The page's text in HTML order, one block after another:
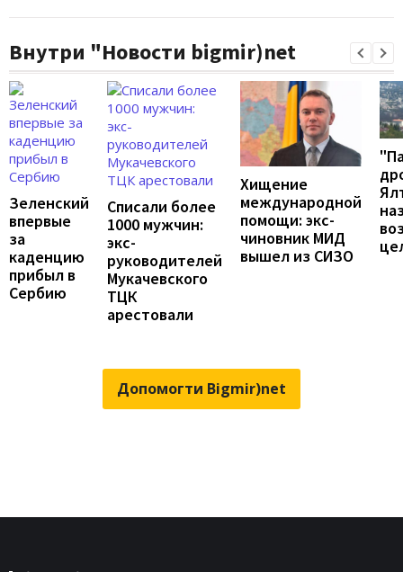
Внутри "Новости bigmir)net
Зеленский
впервые
за
каденцию
прибыл в
Сербию
Списали более
1000 мужчин:
экс-
руководителей
Мукачевского
ТЦК
арестовали
Хищение
международной
помощи: экс-
чиновник МИД
вышел из СИЗО
Допомогти Bigmir)net